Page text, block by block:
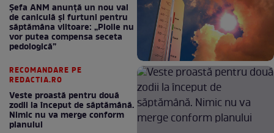
Șefa ANM anunță un nou val
de caniculă și furtuni pentru
săptămâna viitoare: „Ploile nu
vor putea compensa seceta
pedologică”
RECOMANDARE PE
REDACTIA.RO
Veste proastă pentru două
zodii la început de săptămână.
Nimic nu va merge conform
planului